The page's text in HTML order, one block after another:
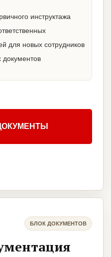
инструктажа
для новых сотрудников
документов
БЛОК ДОКУМЕНТОВ